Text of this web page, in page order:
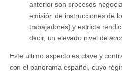
anterior son procesos
emisión de instrucciones de
trabajadores) y estricta
decir, un elevado nivel de
Este último aspecto es clave y
con el panorama español, cuyo